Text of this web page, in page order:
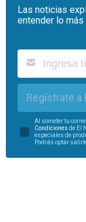
Las noticias
entender lo
Regístrate a
Al someter tu
Condiciones de El
especiales de
Podrás optar